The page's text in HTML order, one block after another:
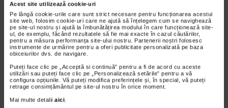
Acest site utilizează cookie-uri
Pe lângă cookie-urile care sunt strict necesare pentru funcționarea acestui
site web, folosim cookie-uri care ne ajută să înțelegem cum se navighează
pe site-ul nostru și ajută la îmbunătățirea modului în care funcționează site-
ul, de exemplu, făcând rezultatele să fie mai exacte în cazul căutărilor,
pentru a măsura performanța site-ului nostru. Partenerii noștri folosesc
instrumente de urmărire pentru a oferi publicitate personalizată pe baza
obiceiurilor dvs. de navigare.
Puteți face clic pe „Acceptă si continuă” pentru a fi de acord cu aceste
utilizări sau puteți face clic pe „Personalizează setările” pentru a vă
configura opțiunile. Vă puteți modifica preferințele și, în special, vă puteți
retrage consimțământul pe site-ul nostru în orice moment.
Mai multe detalii aici.
tratarea afectiunilor care provoaca crampe,
spasme, paralizie si dureri reumatice.…
Timp de citire:4 minute, 34 secunde 30 martie 2021
Sinuzita: cauze, manifestari, tratament, preventie
Boli ORL
Sinuzita este inflamatia mucoasei
sinusurilor — adica a cavitatilor pline cu aer
aflate in oasele fetei si ale craniului, in jurul
afectiune extrem de…